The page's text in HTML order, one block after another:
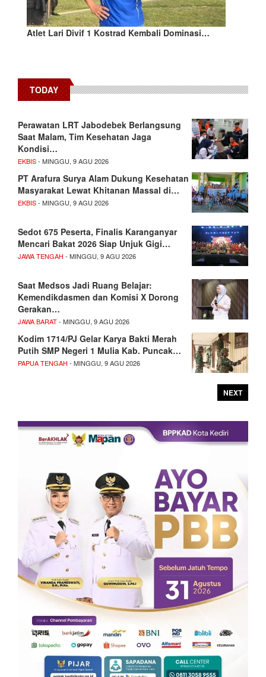
Atlet Lari Divif 1 Kostrad Kembali Dominasi…
TODAY
Perawatan LRT Jabodebek Berlangsung
Saat Malam, Tim Kesehatan Jaga
Kondisi…
EKBIS- MINGGU, 9 AGU 2026
PT Arafura Surya Alam Dukung Kesehatan
Masyarakat Lewat Khitanan Massal di…
EKBIS- MINGGU, 9 AGU 2026
Sedot 675 Peserta, Finalis Karanganyar
Mencari Bakat 2026 Siap Unjuk Gigi…
JAWA TENGAH - MINGGU, 9 AGU 2026
Saat Medsos Jadi Ruang Belajar:
Kemendikdasmen dan Komisi X Dorong
Gerakan…
JAWA BARAT- MINGGU, 9 AGU 2026
Kodim 1714/PJ Gelar Karya Bakti Merah
Putih SMP Negeri 1 Mulia Kab. Puncak…
PAPUA TENGAH - MINGGU, 9 AGU 2026
NEXT